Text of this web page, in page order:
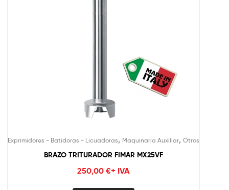
Exprimidores - Batidoras - Licuadoras, Maquinaria Auxiliar, Otros
BRAZO TRITURADOR FIMAR MX25VF
250,00 €+ IVA